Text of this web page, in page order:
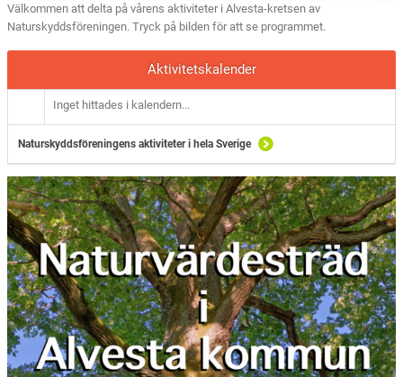
Välkommen att delta på vårens aktiviteter i Alvesta-kretsen av
Naturskyddsföreningen. Tryck på bilden för att se programmet.
Aktivitetskalender
Inget hittades i kalendern...
Naturskyddsföreningens aktiviteter i hela Sverige